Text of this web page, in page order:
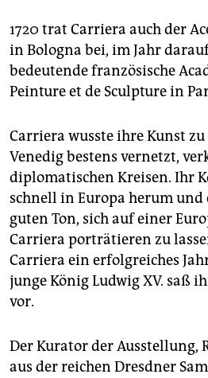
1720 trat Car­riera auch der
in Bologna bei, im Jahr
bedeutende französische
Peinture et de Sculpture in
Carriera wusste ihre Kunst
Venedig bestens vernetzt,
diplomatischen Kreisen. Ihr
schnell in Europa herum und
guten Ton, sich auf einer
Carriera porträtieren zu
Carriera ein erfolgreiches
junge König Ludwig XV. saß
vor.
Der Kurator der Ausstellung,
aus der reichen Dresdner